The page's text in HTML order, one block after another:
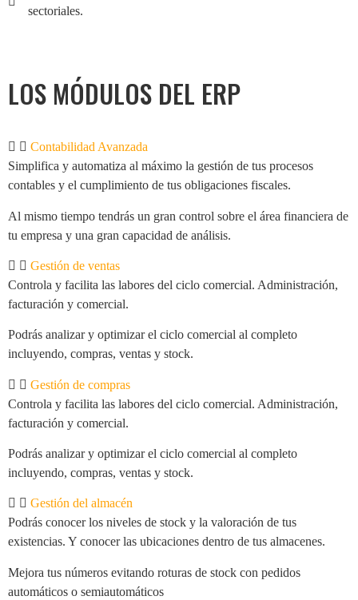
sectoriales.
LOS MÓDULOS DEL ERP
Contabilidad Avanzada
Simplifica y automatiza al máximo la gestión de tus procesos
contables y el cumplimiento de tus obligaciones fiscales.
Al mismo tiempo tendrás un gran control sobre el área financiera de
tu empresa y una gran capacidad de análisis.
Gestión de ventas
Controla y facilita las labores del ciclo comercial. Administración,
facturación y comercial.
Podrás analizar y optimizar el ciclo comercial al completo
incluyendo, compras, ventas y stock.
Gestión de compras
Controla y facilita las labores del ciclo comercial. Administración,
facturación y comercial.
Podrás analizar y optimizar el ciclo comercial al completo
incluyendo, compras, ventas y stock.
Gestión del almacén
Podrás conocer los niveles de stock y la valoración de tus
existencias. Y conocer las ubicaciones dentro de tus almacenes.
Mejora tus números evitando roturas de stock con pedidos
automáticos o semiautomáticos